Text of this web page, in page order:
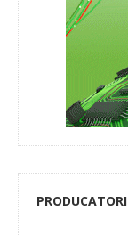
PRODUCATORI